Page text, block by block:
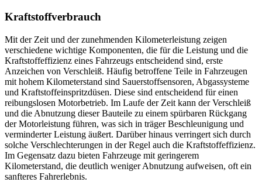
Kraftstoffverbrauch
Mit der Zeit und der zunehmenden Kilometerleistung zeigen
verschiedene wichtige Komponenten, die für die Leistung und die
Kraftstoffeffizienz eines Fahrzeugs entscheidend sind, erste
Anzeichen von Verschleiß. Häufig betroffene Teile in Fahrzeugen
mit hohem Kilometerstand sind Sauerstoffsensoren, Abgassysteme
und Kraftstoffeinspritzdüsen. Diese sind entscheidend für einen
reibungslosen Motorbetrieb. Im Laufe der Zeit kann der Verschleiß
und die Abnutzung dieser Bauteile zu einem spürbaren Rückgang
der Motorleistung führen, was sich in träger Beschleunigung und
verminderter Leistung äußert. Darüber hinaus verringert sich durch
solche Verschlechterungen in der Regel auch die Kraftstoffeffizienz.
Im Gegensatz dazu bieten Fahrzeuge mit geringerem
Kilometerstand, die deutlich weniger Abnutzung aufweisen, oft ein
sanfteres Fahrerlebnis.